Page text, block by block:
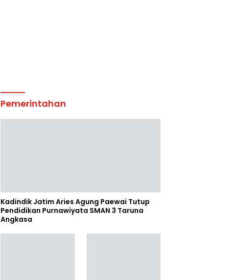
Pemerintahan
Kadindik Jatim Aries Agung Paewai Tutup
Pendidikan Purnawiyata SMAN 3 Taruna
Angkasa